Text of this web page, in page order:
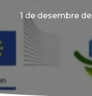
1 de desembre